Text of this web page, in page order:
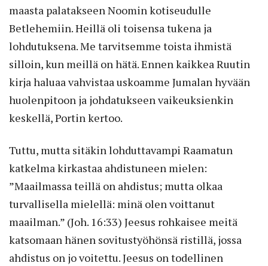
maasta palatakseen Noomin kotiseudulle
Betlehemiin. Heillä oli toisensa tukena ja
lohdutuksena. Me tarvitsemme toista ihmistä
silloin, kun meillä on hätä. Ennen kaikkea Ruutin
kirja haluaa vahvistaa uskoamme Jumalan hyvään
huolenpitoon ja johdatukseen vaikeuksienkin
keskellä, Portin kertoo.
Tuttu, mutta sitäkin lohduttavampi Raamatun
katkelma kirkastaa ahdistuneen mielen:
”Maailmassa teillä on ahdistus; mutta olkaa
turvallisella mielellä: minä olen voittanut
maailman.” (Joh. 16:33) Jeesus rohkaisee meitä
katsomaan hänen sovitustyöhönsä ristillä, jossa
ahdistus on jo voitettu. Jeesus on todellinen